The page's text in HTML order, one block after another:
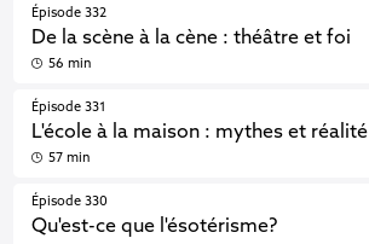
Épisode 332
De la scène à la cène : théâtre et foi
56 min
Épisode 331
L'école à la maison : mythes et réalité
57 min
Épisode 330
Qu'est-ce que l'ésotérisme?